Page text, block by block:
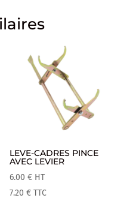
LEVE-CADRES PINCE
AVEC LEVIER
6.00€ HT
7.20€ TTC